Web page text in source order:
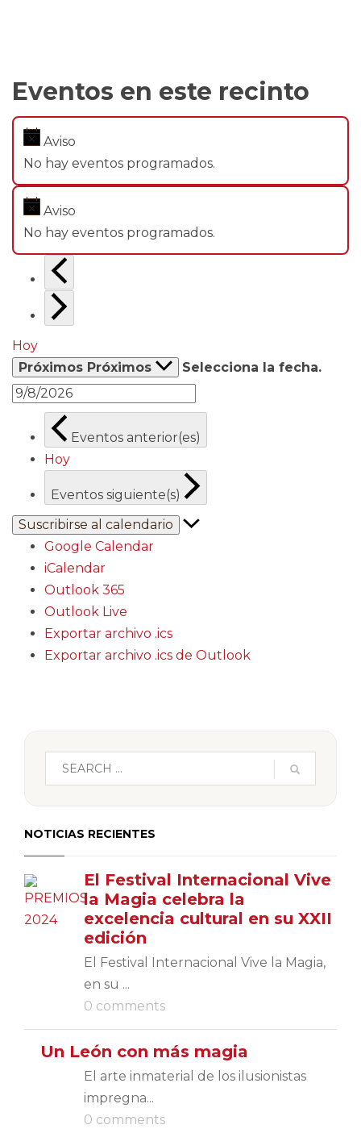
Eventos en este recinto
Aviso
No hay eventos programados.
Aviso
No hay eventos programados.
Hoy
Próximos Próximos Selecciona la fecha.
Eventos anterior(es)
Hoy
Eventos siguiente(s)
Suscribirse al calendario
Google Calendar
iCalendar
Outlook 365
Outlook Live
Exportar archivo .ics
Exportar archivo .ics de Outlook
NOTICIAS RECIENTES
El Festival Internacional Vive
la Magia celebra la
excelencia cultural en su XXII
edición
El Festival Internacional Vive la Magia,
en su ...
0 comments
Un León con más magia
El arte inmaterial de los ilusionistas
impregna...
0 comments